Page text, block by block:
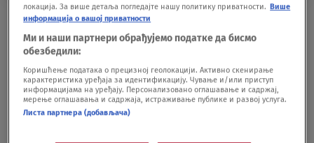
Obeležena 29. godišnjica egzodusa Srba iz
Zapadne Slavonije
Ivanović: Borimo se za dostojanstven život
Srba u Hrvatskoj
VIDEO27.01.21.
локација. За више детаља погледајте нашу политику приватности. Више
информација о вашој приватности
Ми и наши партнери обрађујемо податке да бисмо
обезбедили:
Коришћење података о прецизној геолокацији. Активно скенирање
карактеристика уређаја за идентификацију. Чување и/или приступ
информацијама на уређају. Персонализовано оглашавање и садржај,
мерење оглашавања и садржаја, истраживање публике и развој услуга.
Листа партнера (добављача)